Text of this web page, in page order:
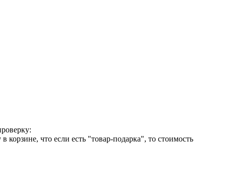
что если есть "товар-подарка", то стоимость